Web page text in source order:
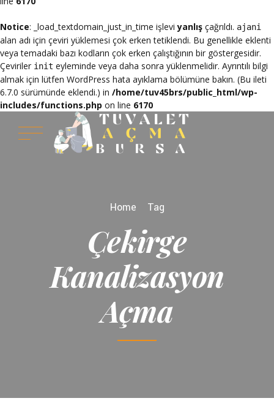
Notice: _load_textdomain_just_in_time işleviyanlış çağrıldı. ajani
alan adı için çeviri yüklemesi çok erken tetiklendi. Bu genellikle eklenti
veya temadaki bazı kodların çok erken çalıştığının bir göstergesidir.
Çeviriler init eyleminde veya daha sonra yüklenmelidir. Ayrıntılı bilgi
almak için lütfen WordPress hata ayıklama bölümüne bakın. (Bu ileti
6.7.0 sürümünde eklendi.) in /home/tuv45brs/public_html/wp-
includes/functions.php on line 6170
Home Tag
Çekirge
Kanalizasyon
Açma